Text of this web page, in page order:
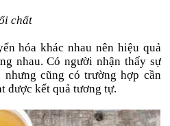
chất
hóa khác nhau nên hiệu quả
nhau. Có người nhận thấy sự
cũng có trường hợp cần
được kết quả tương tự.